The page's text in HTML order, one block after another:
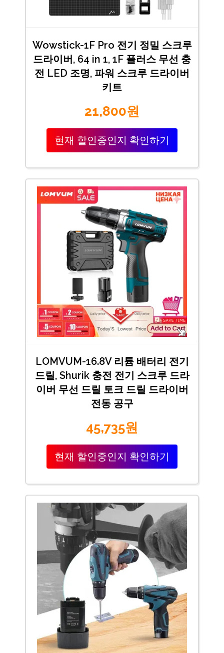
Wowstick-1F Pro 전기 정밀 스크루
드라이버, 64 in 1, 1F 플러스 무선 충
전 LED 조명, 파워 스크루 드라이버
키트
21,800원
현재 할인중인지 확인하기
LOMVUM-16.8V 리튬 배터리 전기
드릴, Shurik 충전 전기 스크루 드라
이버 무선 드릴 토크 드릴 드라이버
전동 공구
45,735원
현재 할인중인지 확인하기